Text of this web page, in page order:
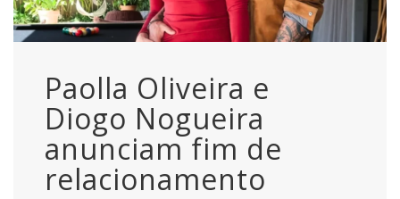
Paolla Oliveira e
Diogo Nogueira
anunciam fim de
relacionamento